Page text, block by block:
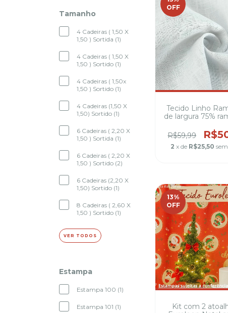
Tamanho
4 Cadeiras ( 1,50 X
1,50 ) Sortida (1)
4 Cadeiras ( 1,50 X
1,50 ) Sortido (1)
4 Cadeiras ( 1,50x
1,50 ) Sortido (1)
4 Cadeiras (1,50 X
1,50) Sortido (1)
6 Cadeiras ( 2,20 X
1,50 ) Sortida (1)
6 Cadeiras ( 2,20 X
1,50 ) Sortido (2)
6 Cadeiras (2,20 X
1,50) Sortido (1)
8 Cadeiras ( 2,60 X
1,50 ) Sortido (1)
VER TODOS
Estampa
Estampa 100 (1)
Estampa 101 (1)
OFF
Tecido Linho
de largura 75%
vestidos,
jaquetas leves,
leves, capas
R$59,99
2 x de R$25,50
13%
OFF
Kit com 2